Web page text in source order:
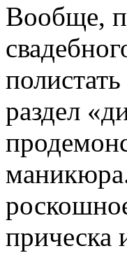
Вообще,
раздел
маникюра.
прическа